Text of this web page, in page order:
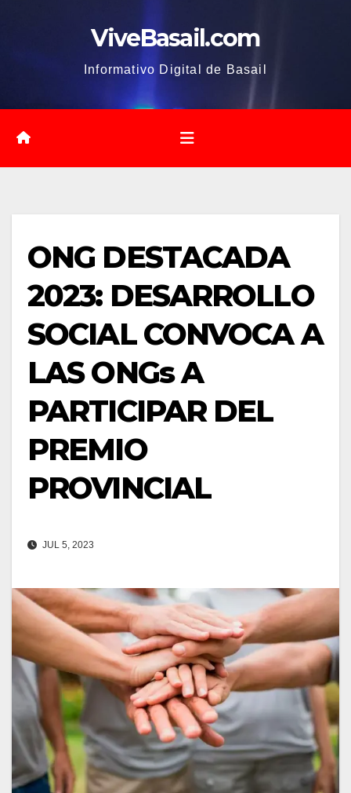
ViveBasail.com
Informativo Digital de Basail
ONG DESTACADA
2023: DESARROLLO
SOCIAL CONVOCA A
LAS ONGs A
PARTICIPAR DEL
PREMIO
PROVINCIAL
JUL 5, 2023